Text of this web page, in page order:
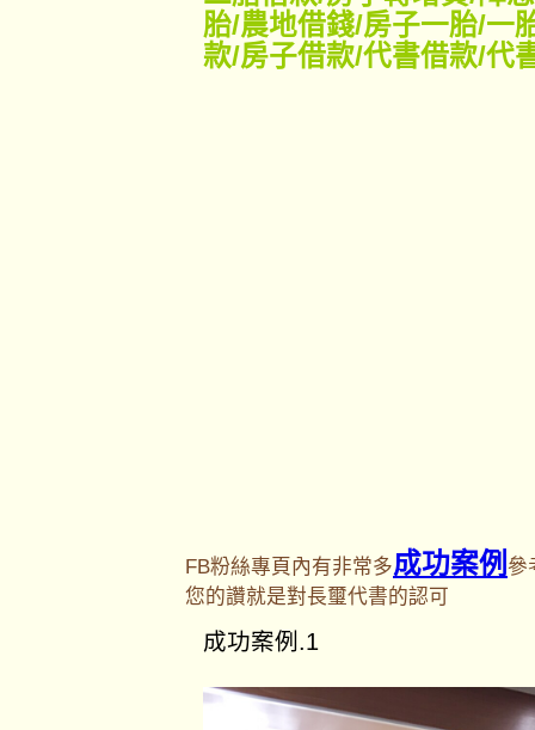
胎/農地借錢/房子一胎/一
款/房子借款/代書借款/代
FB粉絲專頁內有非常多成功案例 參
您的讚就是對長璽代書的認可
成功案例.1